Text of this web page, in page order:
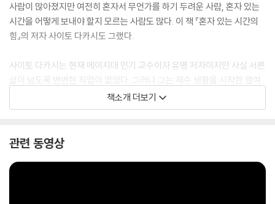
사람이 많아졌지만 여전히 혼자서 무언가를 하기 두려운 사람, 혼자 있는
시간을 어떻게 보내야 할지 모르는 사람도 많다. 이 책 『혼자 있는 시간의
힘』의 저자 사이토 다카시도 그랬다.
사이토 다카시는 현재 메이지대 인기 교수이자 유명 저자이지만 사실 서른
살이 넘도록 변변한 직업이 없었다. 그러나 그는 재수 생활을 시작한 열여
덟 살부터 첫 직장을 얻은 서른두 살까지 철저히 혼자 시간을 보내면서 목
표를 현실로 만들기 위해 묵묵히 내공을 쌓았다. 성과가 당장 눈앞에 나타
시간의 힘을 쌓아나갔다. 그리고 그 시간이 지금의 그를 만들었다.
사이토 다카시는 『혼자 있는 시간의 힘』을 통해 목표를 이루기 위해서는
책소개 더보기
관련 동영상